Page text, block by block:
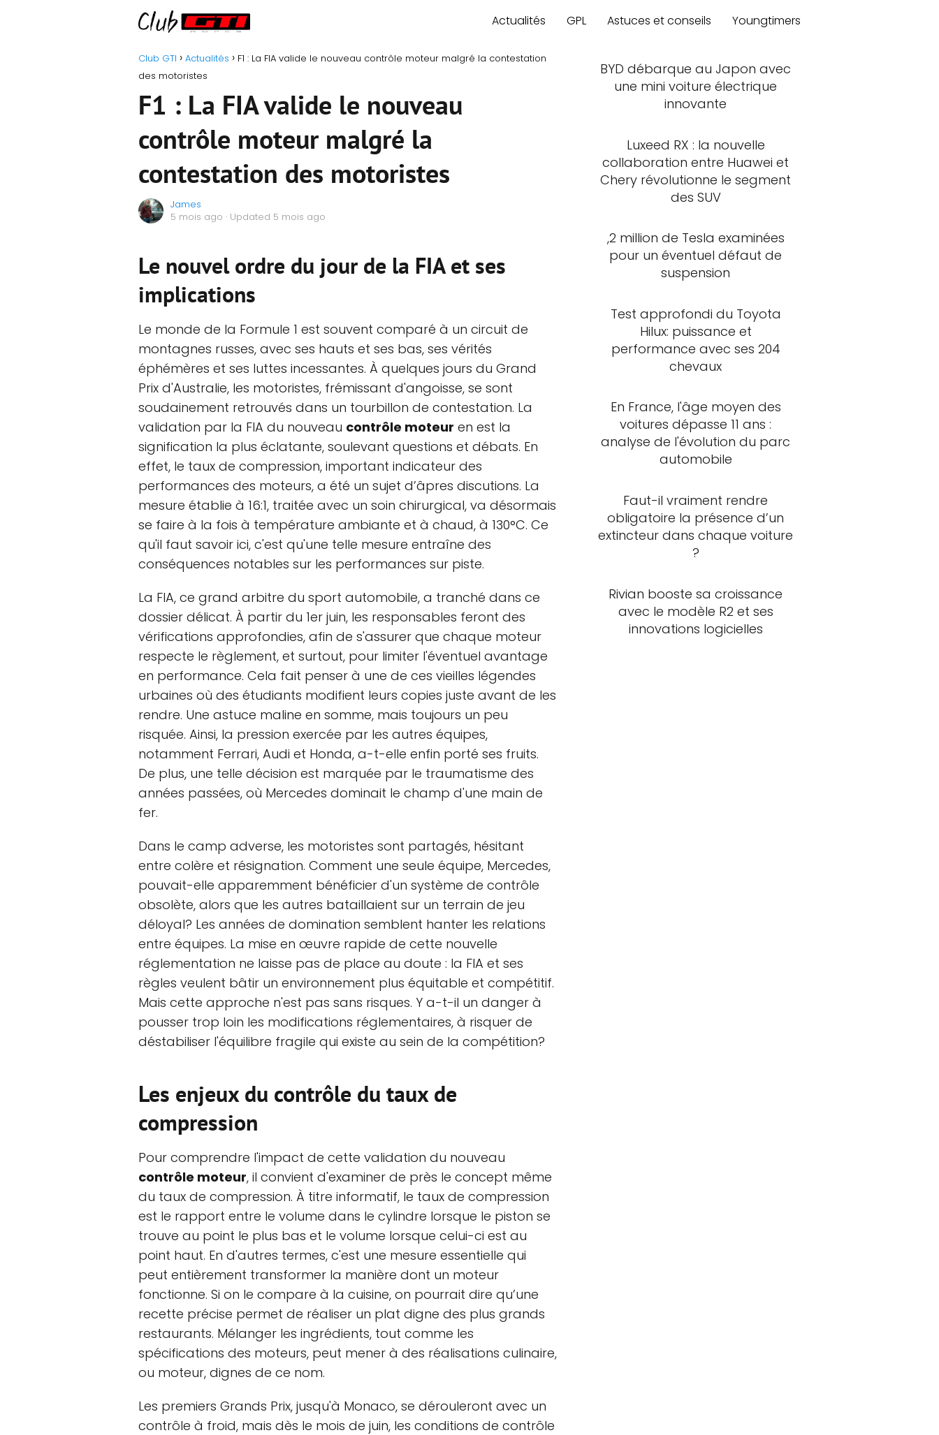
Actualités GPL Astuces et conseils Youngtimers
Club GTI Actualités
F1 : La FIA valide le nouveau contrôle moteur malgré la contestation
des motoristes
F1 : La FIA valide le nouveau
contrôle moteur malgré la
contestation des motoristes
James
5 mois ago · Updated 5 mois ago
Le nouvel ordre du jour de la FIA et ses
implications
Le monde de la Formule 1 est souvent comparé à un circuit de
montagnes russes, avec ses hauts et ses bas, ses vérités
éphémères et ses luttes incessantes. À quelques jours du Grand
Prix d'Australie, les motoristes, frémissant d'angoisse, se sont
soudainement retrouvés dans un tourbillon de contestation. La
validation par la FIA du nouveau contrôle moteur en est la
signification la plus éclatante, soulevant questions et débats. En
effet, le taux de compression, important indicateur des
performances des moteurs, a été un sujet d’âpres discutions. La
mesure établie à 16:1, traitée avec un soin chirurgical, va désormais
se faire à la fois à température ambiante et à chaud, à 130°C. Ce
qu'il faut savoir ici, c'est qu'une telle mesure entraîne des
conséquences notables sur les performances sur piste.
La FIA, ce grand arbitre du sport automobile, a tranché dans ce
dossier délicat. À partir du 1er juin, les responsables feront des
vérifications approfondies, afin de s'assurer que chaque moteur
respecte le règlement, et surtout, pour limiter l'éventuel avantage
en performance. Cela fait penser à une de ces vieilles légendes
urbaines où des étudiants modifient leurs copies juste avant de les
rendre. Une astuce maline en somme, mais toujours un peu
risquée. Ainsi, la pression exercée par les autres équipes,
notamment Ferrari, Audi et Honda, a-t-elle enfin porté ses fruits.
De plus, une telle décision est marquée par le traumatisme des
années passées, où Mercedes dominait le champ d'une main de
fer.
Dans le camp adverse, les motoristes sont partagés, hésitant
entre colère et résignation. Comment une seule équipe, Mercedes,
pouvait-elle apparemment bénéficier d'un système de contrôle
obsolète, alors que les autres bataillaient sur un terrain de jeu
déloyal? Les années de domination semblent hanter les relations
entre équipes. La mise en œuvre rapide de cette nouvelle
réglementation ne laisse pas de place au doute : la FIA et ses
règles veulent bâtir un environnement plus équitable et compétitif.
Mais cette approche n'est pas sans risques. Y a-t-il un danger à
pousser trop loin les modifications réglementaires, à risquer de
déstabiliser l'équilibre fragile qui existe au sein de la compétition?
Les enjeux du contrôle du taux de
compression
Pour comprendre l'impact de cette validation du nouveau
contrôle moteur, il convient d'examiner de près le concept même
du taux de compression. À titre informatif, le taux de compression
est le rapport entre le volume dans le cylindre lorsque le piston se
trouve au point le plus bas et le volume lorsque celui-ci est au
point haut. En d'autres termes, c'est une mesure essentielle qui
peut entièrement transformer la manière dont un moteur
fonctionne. Si on le compare à la cuisine, on pourrait dire qu’une
recette précise permet de réaliser un plat digne des plus grands
restaurants. Mélanger les ingrédients, tout comme les
spécifications des moteurs, peut mener à des réalisations culinaire,
ou moteur, dignes de ce nom.
Les premiers Grands Prix, jusqu'à Monaco, se dérouleront avec un
contrôle à froid, mais dès le mois de juin, les conditions de contrôle
BYD débarque au Japon avec
une mini voiture électrique
innovante
Luxeed RX : la nouvelle
collaboration entre Huawei et
Chery révolutionne le segment
des SUV
,2 million de Tesla examinées
pour un éventuel défaut de
suspension
Test approfondi du Toyota
Hilux: puissance et
performance avec ses 204
chevaux
En France, l'âge moyen des
voitures dépasse 11 ans :
analyse de l'évolution du parc
automobile
Faut-il vraiment rendre
obligatoire la présence d’un
extincteur dans chaque voiture
?
Rivian booste sa croissance
avec le modèle R2 et ses
innovations logicielles